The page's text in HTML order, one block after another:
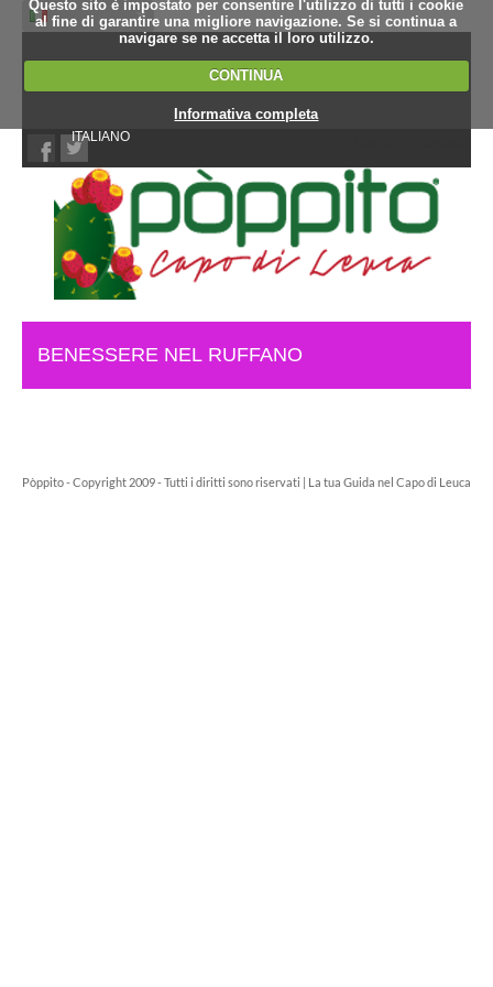
Questo sito è impostato per consentire l'utilizzo di tutti i cookie
al fine di garantire una migliore navigazione. Se si continua a
navigare se ne accetta il loro utilizzo.
CONTINUA
Informativa completa
ITALIANO
BENESSERE NEL RUFFANO
Pòppito - Copyright 2009 - Tutti i diritti sono riservati | La tua Guida nel Capo di Leuca